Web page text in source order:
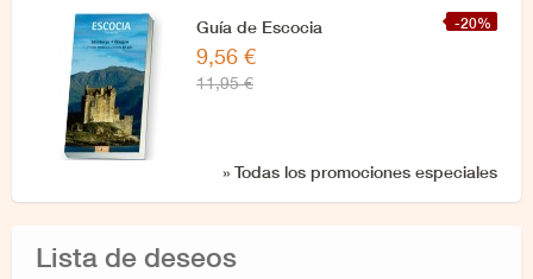
-20%
Guía de Escocia
9,56 €
11,95 €
» Todas los promociones especiales
Lista de deseos